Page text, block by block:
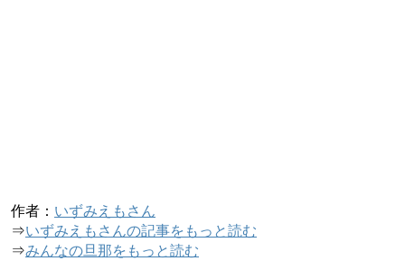
作者： いずみえもさん
⇒いずみえもさんの記事をもっと読む
⇒みんなの旦那をもっと読む